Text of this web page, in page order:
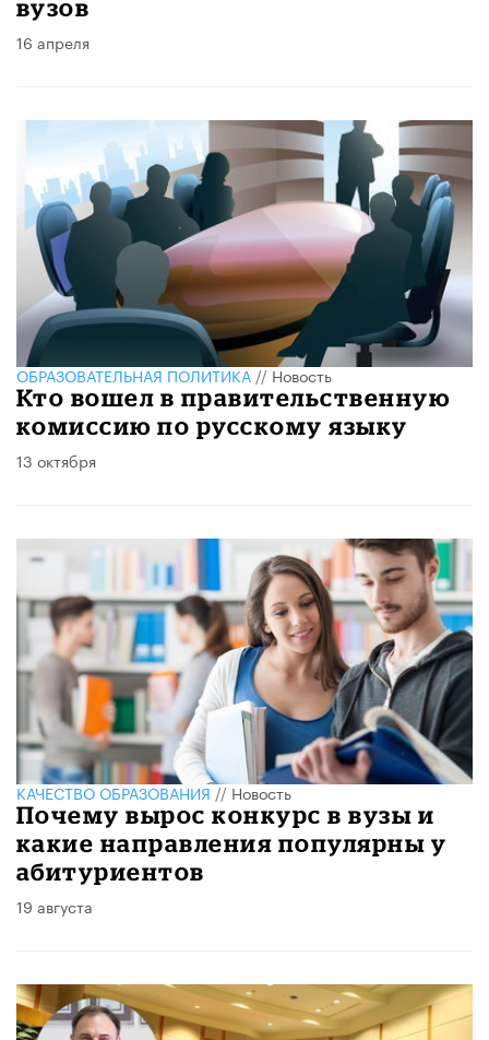
вузов
16 апреля
ОБРАЗОВАТЕЛЬНАЯ ПОЛИТИКА//Новость
Кто вошел в правительственную
комиссию по русскому языку
13 октября
КАЧЕСТВО ОБРАЗОВАНИЯ//Новость
Почему вырос конкурс в вузы и
какие направления популярны у
абитуриентов
19 августа